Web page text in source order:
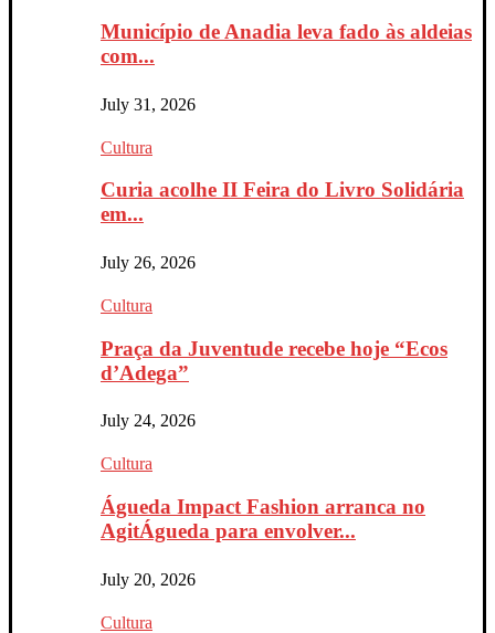
Município de Anadia leva fado às aldeias
com...
July 31, 2026
Cultura
Curia acolhe II Feira do Livro Solidária
em...
July 26, 2026
Cultura
Praça da Juventude recebe hoje “Ecos
d’Adega”
July 24, 2026
Cultura
Águeda Impact Fashion arranca no
AgitÁgueda para envolver...
July 20, 2026
Cultura